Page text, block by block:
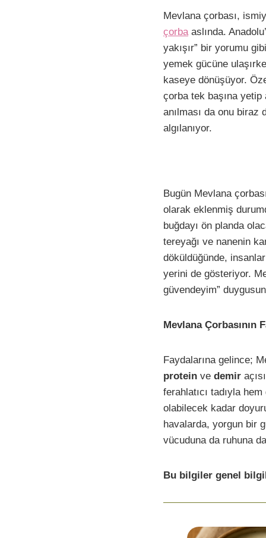
F
a
c
e
b
o
o
k
i
n
t
e
r
e
s
W
h
a
t
s
A
p
E
m
a
i
l
i
Mevlana çorbası,
çorba aslında.
yakışır” bir yorumu
yemek gücüne
kaseye dönüşüyor.
çorba tek başına yetip
anılması da onu biraz
algılanıyor.
Bugün Mevlana
olarak eklenmiş
buğdayı ön planda
tereyağı ve nanenin
döküldüğünde,
yerini de gösteriyor.
güvendeyim”
Mevlana Çorbasının
Faydalarına gelince;
protein ve demir
ferahlatıcı tadıyla
olabilecek kadar
havalarda, yorgun bir
vücuduna da ruhuna
Bu bilgiler genel